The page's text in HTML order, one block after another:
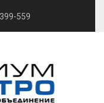
559